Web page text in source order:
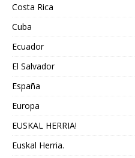
Costa Rica
Cuba
Ecuador
El Salvador
España
Europa
EUSKAL HERRIA!
Euskal Herria.